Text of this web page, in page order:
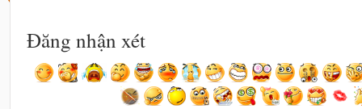
Đăng nhận xét